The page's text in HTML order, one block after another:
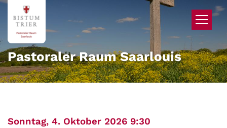
Zum Inhalt springen
Pastoraler Raum Saarlouis
Sonntag, 4. Oktober 2026 9:30